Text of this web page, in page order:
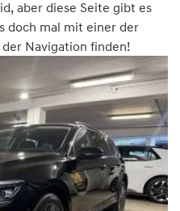
aber diese Seite gibt es
doch mal mit einer der
Navigation finden!